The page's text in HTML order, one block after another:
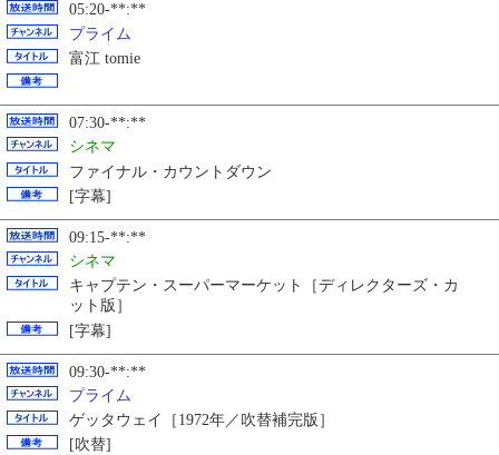
05:20-**:**
プライム
富江 tomie
07:30-**:**
シネマ
ファイナル・カウントダウン
[字幕]
09:15-**:**
シネマ
キャプテン・スーパーマーケット［ディレクターズ・カ
ット版］
[字幕]
09:30-**:**
プライム
ゲッタウェイ［1972年／吹替補完版］
[吹替]